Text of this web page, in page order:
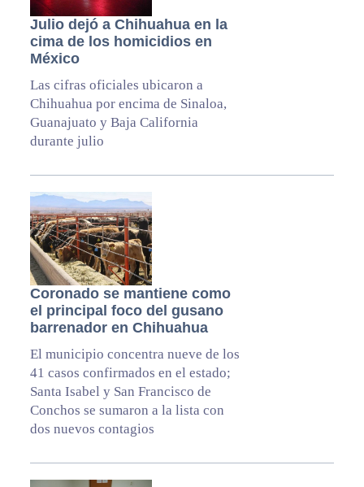
Julio dejó a Chihuahua en la
cima de los homicidios en
México
Las cifras oficiales ubicaron a
Chihuahua por encima de Sinaloa,
Guanajuato y Baja California
durante julio
Coronado se mantiene como
el principal foco del gusano
barrenador en Chihuahua
El municipio concentra nueve de los
41 casos confirmados en el estado;
Santa Isabel y San Francisco de
Conchos se sumaron a la lista con
dos nuevos contagios